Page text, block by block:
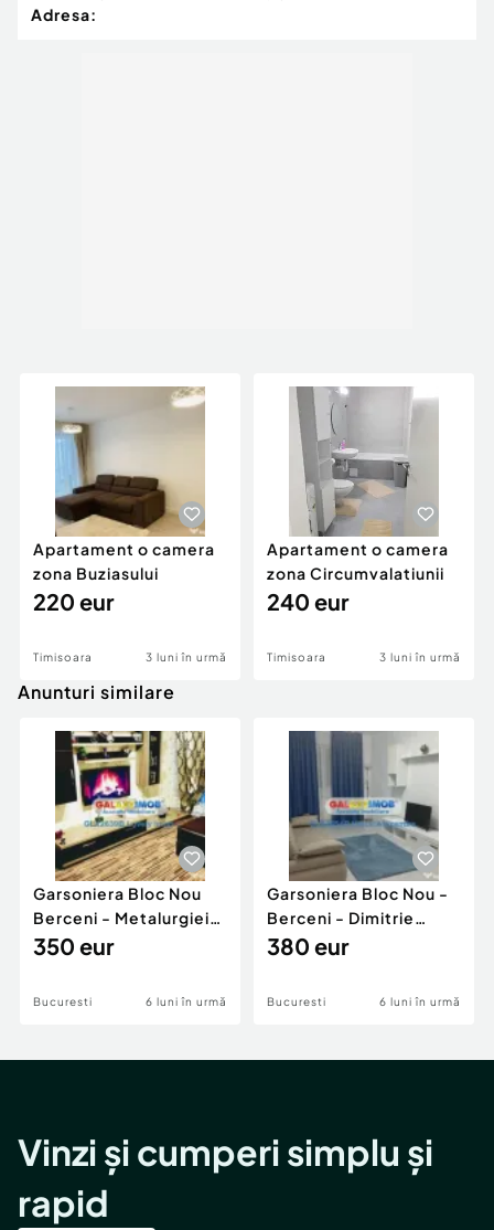
Adresa:
Apartament o camera
zona Buziasului
220 eur
Timisoara 3 luni în urmă
Apartament o camera
zona Circumvalatiunii
240 eur
Timisoara 3 luni în urmă
Anunturi similare
Garsoniera Bloc Nou
Berceni - Metalurgiei
Park - Postalionul
350 eur
Bucuresti 6 luni în urmă
Garsoniera Bloc Nou -
Berceni - Dimitrie
Leonida
380 eur
Bucuresti 6 luni în urmă
Vinzi și cumperi simplu și
rapid